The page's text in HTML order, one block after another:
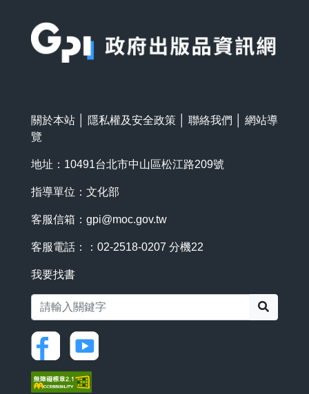
關於本站 隱私權及安全政策 聯絡我們
網站導
覽
地址：10491台北市中山區松江路209號
指導單位：文化部
客服信箱： gpi@moc.gov.tw
客服電話：：02-2518-0207 分機22
我要找書